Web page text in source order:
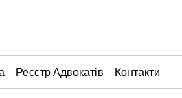
Реєстр Адвокатів Контакти